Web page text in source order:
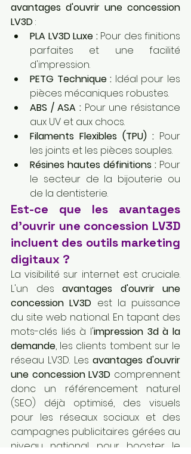
avantages d'ouvrir une concession
LV3D :
PLA LV3D Luxe : Pour des finitions
parfaites et une facilité
d'impression.
PETG Technique : Idéal pour les
pièces mécaniques robustes.
ABS / ASA : Pour une résistance
aux UV et aux chocs.
Filaments Flexibles (TPU) : Pour
les joints et les pièces souples.
Résines hautes définitions : Pour
le secteur de la bijouterie ou
de la dentisterie.
Est-ce que les avantages
d'ouvrir une concession LV3D
incluent des outils marketing
digitaux ?
La visibilité sur internet est cruciale.
L'un des avantages d'ouvrir une
concession LV3D est la puissance
du site web national. En tapant des
mots-clés liés à l'impression 3d à la
demande, les clients tombent sur le
réseau LV3D. Les avantages d'ouvrir
une concession LV3D comprennent
donc un référencement naturel
(SEO) déjà optimisé, des visuels
pour les réseaux sociaux et des
campagnes publicitaires gérées au
niveau national pour booster le